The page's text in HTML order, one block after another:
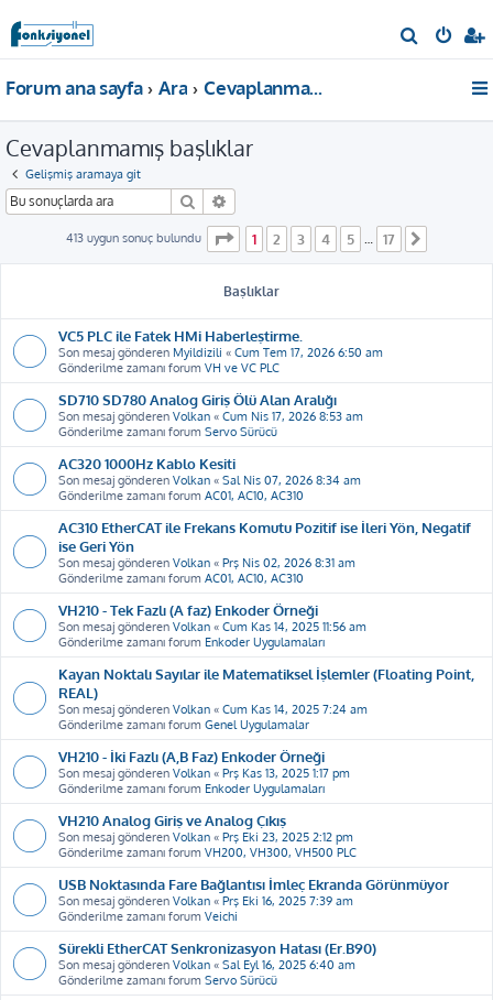
r
Forum ana sayfa Ara Cevaplanmamış başlıklar
Cevaplanmamış başlıklar
Gelişmiş aramaya git
Ara
413 uygun sonuç bulundu . sayfa (Toplam 17 sayfa)
1 2 3 4 5 17
Başlıklar
VC5 PLC ile Fatek HMi Haberleştirme.
Son mesaj gönderen Myildizili « Cum Tem 17, 2026 6:50 am
Gönderilme zamanı forum VH ve VC PLC
SD710 SD780 Analog Giriş Ölü Alan Aralığı
Son mesaj gönderen Volkan « Cum Nis 17, 2026 8:53 am
Gönderilme zamanı forum Servo Sürücü
AC320 1000Hz Kablo Kesiti
Son mesaj gönderen Volkan « Sal Nis 07, 2026 8:34 am
Gönderilme zamanı forum AC01, AC10, AC310
AC310 EtherCAT ile Frekans Komutu Pozitif ise İleri Yön, Negatif
ise Geri Yön
Son mesaj gönderen Volkan « Prş Nis 02, 2026 8:31 am
Gönderilme zamanı forum AC01, AC10, AC310
VH210 - Tek Fazlı (A faz) Enkoder Örneği
Son mesaj gönderen Volkan « Cum Kas 14, 2025 11:56 am
Gönderilme zamanı forum Enkoder Uygulamaları
Kayan Noktalı Sayılar ile Matematiksel İşlemler (Floating Point,
REAL)
Son mesaj gönderen Volkan « Cum Kas 14, 2025 7:24 am
Gönderilme zamanı forum Genel Uygulamalar
VH210 - İki Fazlı (A,B Faz) Enkoder Örneği
Son mesaj gönderen Volkan « Prş Kas 13, 2025 1:17 pm
Gönderilme zamanı forum Enkoder Uygulamaları
VH210 Analog Giriş ve Analog Çıkış
Son mesaj gönderen Volkan « Prş Eki 23, 2025 2:12 pm
Gönderilme zamanı forum VH200, VH300, VH500 PLC
USB Noktasında Fare Bağlantısı İmleç Ekranda Görünmüyor
Son mesaj gönderen Volkan « Prş Eki 16, 2025 7:39 am
Gönderilme zamanı forum Veichi
Sürekli EtherCAT Senkronizasyon Hatası (Er.B90)
Son mesaj gönderen Volkan « Sal Eyl 16, 2025 6:40 am
Gönderilme zamanı forum Servo Sürücü